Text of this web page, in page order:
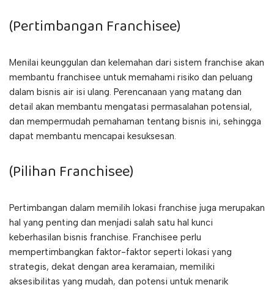
(Pertimbangan Franchisee)
Menilai keunggulan dan kelemahan dari sistem franchise akan
membantu franchisee untuk memahami risiko dan peluang
dalam bisnis air isi ulang. Perencanaan yang matang dan
detail akan membantu mengatasi permasalahan potensial,
dan mempermudah pemahaman tentang bisnis ini, sehingga
dapat membantu mencapai kesuksesan.
(Pilihan Franchisee)
Pertimbangan dalam memilih lokasi franchise juga merupakan
hal yang penting dan menjadi salah satu hal kunci
keberhasilan bisnis franchise. Franchisee perlu
mempertimbangkan faktor-faktor seperti lokasi yang
strategis, dekat dengan area keramaian, memiliki
aksesibilitas yang mudah, dan potensi untuk menarik